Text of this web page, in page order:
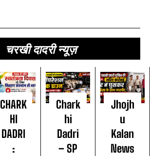
चरखी दादरी न्यूज़
CHARK
HI
DADRI
:
Chark
hi
Dadri
– SP
Jhojh
u
Kalan
News